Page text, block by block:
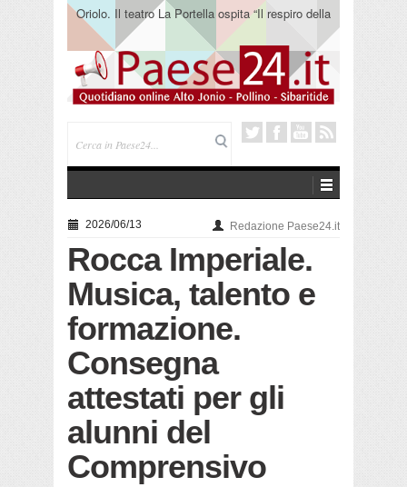
Oriolo. Il teatro La Portella ospita “Il respiro della
terra” del collettivo 365
2026/06/13 Redazione Paese24.it
Rocca Imperiale.
Musica, talento e
formazione.
Consegna
attestati per gli
alunni del
Comprensivo